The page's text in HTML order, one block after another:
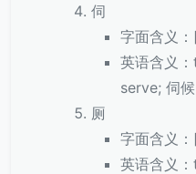
伺
字面含义
英语含义
serve; 伺
厕
字面含义：
英语含义